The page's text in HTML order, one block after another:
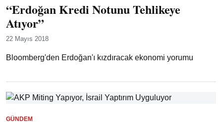
“Erdoğan Kredi Notunu Tehlikeye
Atıyor”
22 Mayıs 2018
Bloomberg'den Erdoğan'ı kızdıracak ekonomi yorumu
GÜNDEM